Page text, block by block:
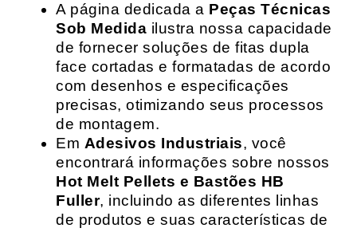
A página dedicada a Peças Técnicas
Sob Medida ilustra nossa capacidade
de fornecer soluções de fitas dupla
face cortadas e formatadas de acordo
com desenhos e especificações
precisas, otimizando seus processos
de montagem.
Em Adesivos Industriais, você
encontrará informações sobre nossos
Hot Melt Pellets e Bastões HB
Fuller, incluindo as diferentes linhas
de produtos e suas características de